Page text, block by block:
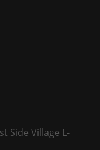
Side Village L-